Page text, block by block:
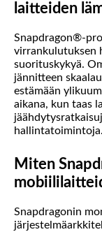
laitteiden
Snapdragon®-
virrankulutuksen
suorituskykyä.
jännitteen
estämään
aikana, kun taas
hallintatoimintoja.
Miten
Snapdragonin